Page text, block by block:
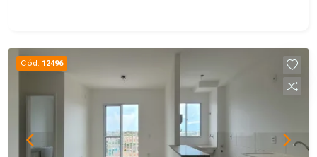
Cód. 12496